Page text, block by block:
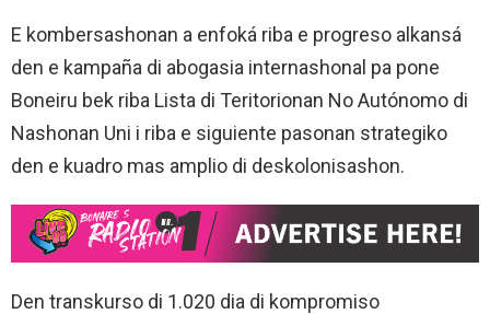
E kombersashonan a enfoká riba e progreso alkansá
den e kampaña di abogasia internashonal pa pone
Boneiru bek riba Lista di Teritorionan No Autónomo di
Nashonan Uni i riba e siguiente pasonan strategiko
den e kuadro mas amplio di deskolonisashon.
Den transkurso di 1.020 dia di kompromiso